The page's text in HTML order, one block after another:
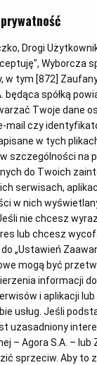
SAŁATKI
MAKARONY
DRÓB
MIĘSA
RYBY
PRZEKĄSKI
GRILL
KUCHNIA
KUCHNIA
KUCHNIA
SPRZĘTWEGE
WEGAN
BEZ GLUTENU
KSIĄŻKI
SZEF
SERWISY
BIAŁYSTOK
BIELSKO-
BYDGOSZCZ
ELBLĄG
GLIWICE
MAGAZYNY
DUŻY
WOLNA
ALE
WYBORCZA TV I
WYSOKIE
BIQDATA
(Ela
25
połączona
Drogi
Wyborcza
w tym [872]
będąca spółką
Twoje dane
mail czy
w tych
szczególności na
do Twoich
serwisach,
w nich
nie chcesz
lub chcesz
„Ustawień
mogą być
informacji
i aplikacji lub
usług. Jeśli
uzasadniony
– Agora S.A. –
sprzeciw. Aby to